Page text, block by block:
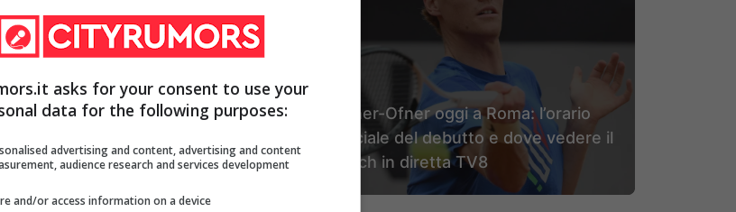
Popyrin a Roma 2026: l’orario
Jannik
Sinner-Ofner oggi a Roma: l’orario
ufficiale del debutto e dove vedere il
match in diretta TV8
asks for your consent to use your
data for the following purposes:
advertising and content, advertising and content
audience research and services development
and/or access information on a device